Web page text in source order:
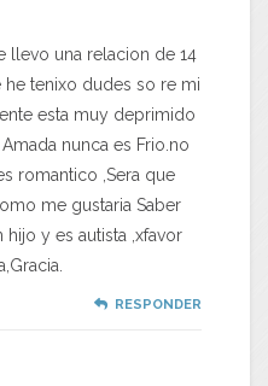
llevo una relacion de 14
tenixo dudes so re mi
esta muy deprimido
nunca es Frio.no
romantico ,Sera que
me gustaria Saber
hijo y es autista ,xfavor
RESPONDER